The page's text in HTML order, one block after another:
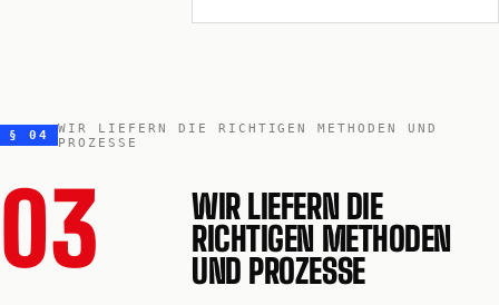
§ 04
WIR LIEFERN DIE RICHTIGEN METHODEN UND
PROZESSE
03
WIR LIEFERN DIE
RICHTIGEN METHODEN
UND PROZESSE